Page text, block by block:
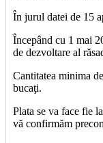
În jurul datei de 15
Începând cu 1 mai
de dezvoltare al
Cantitatea minima
bucaţi.
Plata se va face fie
vă confirmăm